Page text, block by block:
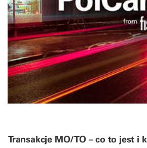
Transakcje MO/TO – co to jest i